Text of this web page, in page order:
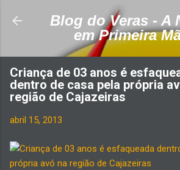
Pular para o conteúdo
Blog do Veras - A
em Primeira
Criança de 03 anos é
dentro de casa pela própria
região de Cajazeiras
abril 15, 2013